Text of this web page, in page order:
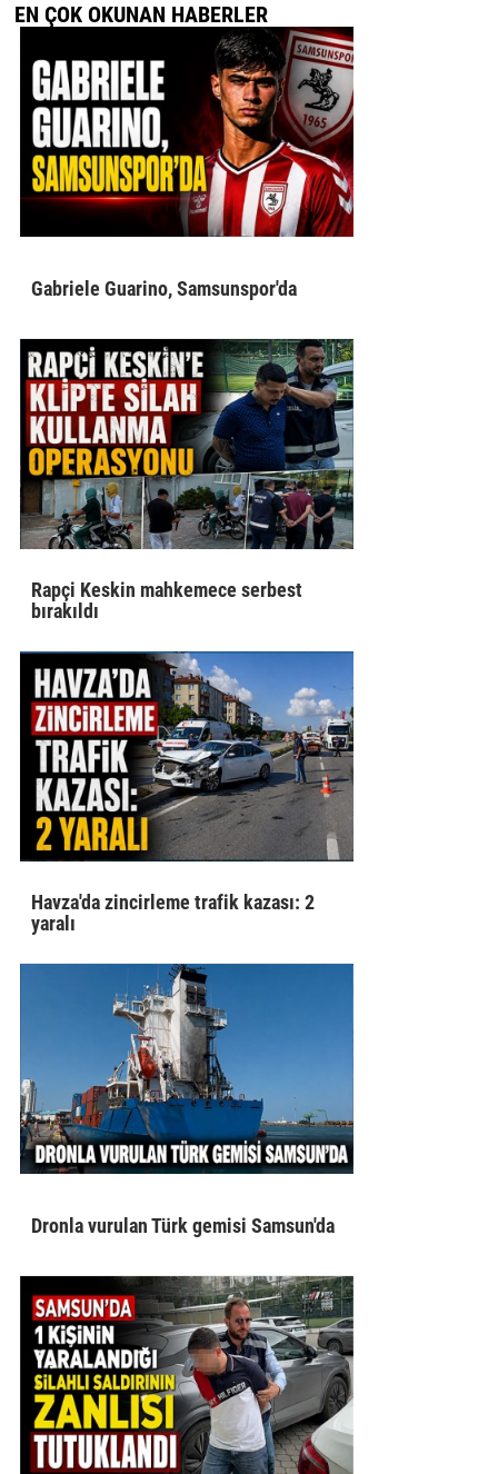
EN ÇOK OKUNAN HABERLER
Gabriele Guarino, Samsunspor'da
Rapçi Keskin mahkemece serbest
bırakıldı
Havza'da zincirleme trafik kazası: 2
yaralı
Dronla vurulan Türk gemisi Samsun'da